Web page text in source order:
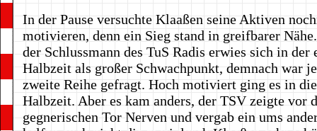
In der Pause versuchte Klaaßen seine Aktiven
motivieren, denn ein Sieg stand in greifbarer
der Schlussmann des TuS Radis erwies sich in der
Halbzeit als großer Schwachpunkt, demnach war
zweite Reihe gefragt. Hoch motiviert ging es in
Halbzeit. Aber es kam anders, der TSV zeigte vor
gegnerischen Tor Nerven und vergab ein ums